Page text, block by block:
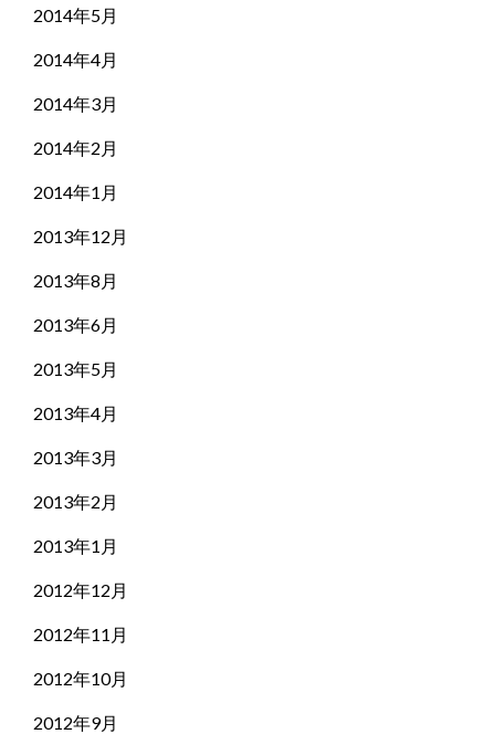
2014年5月
2014年4月
2014年3月
2014年2月
2014年1月
2013年12月
2013年8月
2013年6月
2013年5月
2013年4月
2013年3月
2013年2月
2013年1月
2012年12月
2012年11月
2012年10月
2012年9月